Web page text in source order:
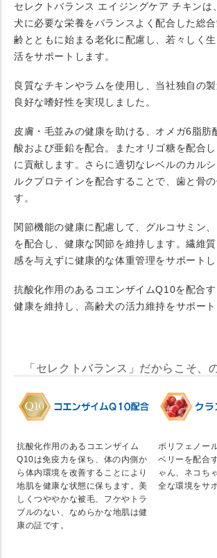
セレクトバランス エイジングケア チキンは
犬に必要な栄養をバランスよく配合した総
齢とともに始まる老化に配慮し、若々しく
活をサポートします。
良質なチキンやラムを使用し、当社独自の製
良好な嗜好性を実現しました。
皮膚・毛並みの健康を助ける、オメガ6脂肪
酸および亜鉛を配合。またオリゴ糖を配合
に貢献します。さらに適切なレベルのカル
ルクプロテインを配合することで、歯と骨
す。
関節機能の健康に配慮して、グルコサミン
を配合し、健康な関節を維持します。繊維
感を与えずに健康的な体重管理をサポートし
抗酸化作用のあるコエンザイムQ10を配合す
健康を維持し、高齢犬の活力維持をサポート
「セレクトバランス」だからこそ、
抗酸化作用のあるコエンザイム
Q10は免疫力を保ち、体の内側か
ら体内環境を改善することにより
地肌を健康な状態に保ちます。美
しくつややかな被毛、フケやトラ
ブルのない、なめらかな地肌は健
康の証です。
ポリフェノー
ベリーを配合
ゃん、ネコち
全な環境をサ